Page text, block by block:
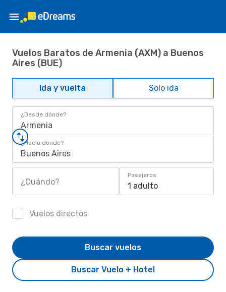
Vuelos Baratos de Armenia (AXM) a Buenos
Aires (BUE)
Ida y vuelta Solo ida
¿Desde dónde?
Armenia
¿Hacia dónde?
Buenos Aires
¿Cuándo?
Pasajeros
1 adulto
Vuelos directos
Buscar Vuelo + Hotel
Buscar vuelos